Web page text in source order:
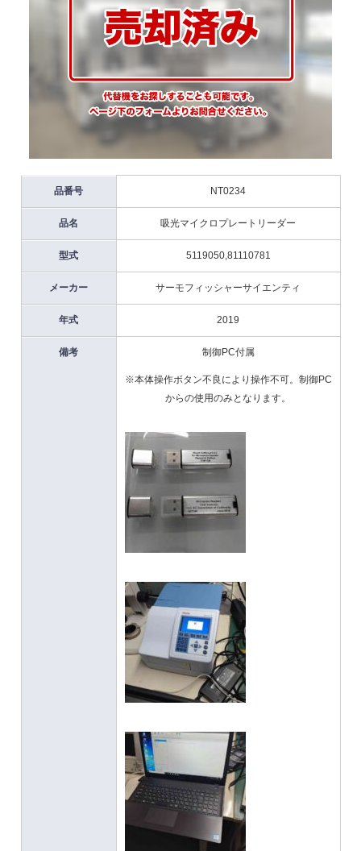
品番号 NT0234
品名 吸光マイクロプレートリーダー
型式 5119050,81110781
メーカー サーモフィッシャーサイエンティ
年式 2019
備考 制御PC付属
※本体操作ボタン不良により操作不可。制御PC
からの使用のみとなります。